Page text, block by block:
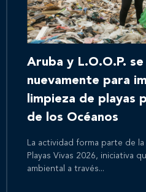
Aruba y L.O.O.P. se
nuevamente para
limpieza de playas
de los Océanos
La actividad forma parte de
Playas Vivas 2026, iniciativa
ambiental a través...